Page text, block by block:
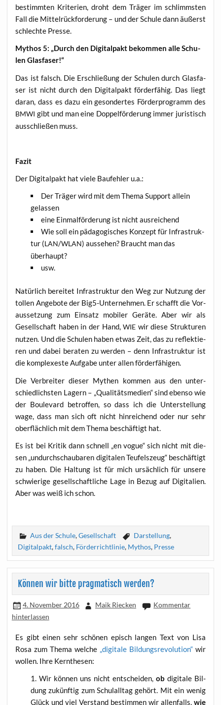
bestimm­ten Kri­te­ri­en, droht dem Trä­ger im schlimms­ten
Fall die Mit­tel­rück­for­de­rung – und der Schu­le dann äußerst
schlech­te Presse.
Mythos 5: „Durch den Digi­tal­pakt bekom­men alle Schu­
len Glasfaser!“
Das ist falsch. Die Erschlie­ßung der Schu­len durch Glas­fa­
ser ist nicht durch den Digi­tal­pakt för­der­fä­hig. Das liegt
dar­an, dass es dazu ein geson­der­tes För­der­pro­gramm des
BMWI gibt und man eine Dop­pel­för­de­rung immer juris­tisch
aus­schlie­ßen muss.
Fazit
Der Digi­tal­pakt hat vie­le Bau­feh­ler u.a.:
Der Trä­ger wird mit dem The­ma Sup­port allein
gelassen
eine Ein­mal­för­de­rung ist nicht ausreichend
Wie soll ein päd­ago­gi­sches Kon­zept für Infra­struk­
tur (LAN/WLAN) aus­se­hen? Braucht man das
überhaupt?
usw.
Natür­lich berei­tet Infra­struk­tur den Weg zur Nut­zung der
tol­len Ange­bo­te der Big5-Unter­neh­men. Er schafft die Vor­
aus­set­zung zum Ein­satz mobi­ler Gerä­te. Aber wir als
Gesell­schaft haben in der Hand,WIE wir die­se Struk­tu­ren
nut­zen. Und die Schu­len haben etwas Zeit, das zu reflek­tie­
ren und dabei bera­ten zu wer­den – denn Infra­struk­tur ist
die kom­ple­xes­te Auf­ga­be unter allen förderfähigen.
Die Ver­brei­ter die­ser Mythen kom­men aus den unter­
schied­lichs­ten Lagern – „Qua­li­täts­me­di­en“ sind eben­so wie
der Bou­le­vard betrof­fen, so dass ich die Unter­stel­lung
wage, dass man sich oft nicht hin­rei­chend oder nur sehr
ober­fläch­lich mit dem The­ma beschäf­tigt hat.
Es ist bei Kri­tik dann schnell „en vogue“ sich nicht mit die­
sen „undurch­schau­ba­ren digi­ta­len Teu­fels­zeug“ beschäf­tigt
zu haben. Die Hal­tung ist für mich ursäch­lich für unse­re
schwie­ri­ge gesell­schaft­li­che Lage in Bezug auf Digi­ta­li­en.
Aber was weiß ich schon.
Aus der Schule,Gesellschaft Darstellung,
Digitalpakt,falsch, Förderrichtlinie, Mythos, Presse
Können wir bitte pragmatisch werden?
4. November 2016 Maik Riecken
Kommentar
hinterlassen
Es gibt einen sehr schö­nen episch lan­gen Text von Lisa
Rosa zum The­ma wel­che „digi­ta­le Bil­dungs­re­vo­lu­ti­on“wir
wol­len. Ihre Kernthesen:
Wir kön­nen uns nicht ent­schei­den, ob digi­ta­le Bil­
dung zukünf­tig zum Schul­all­tag gehört. Mit ein wenig
Glück und viel Ver­stand bestim­men wir allen­falls, wie